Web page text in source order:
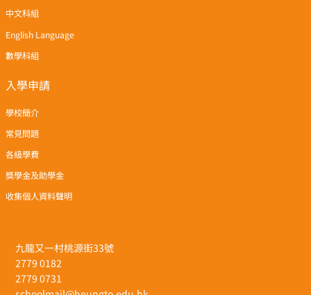
九龍又一村桃源街33號
2779 0182
2779 0731
中文科組
English Language
數學科組
入學申請
學校簡介
常見問題
各級學費
獎學金及助學金
收集個人資料聲明